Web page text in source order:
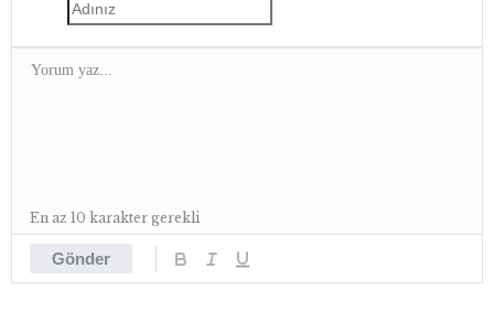
Gönder
En az 10 karakter gerekli